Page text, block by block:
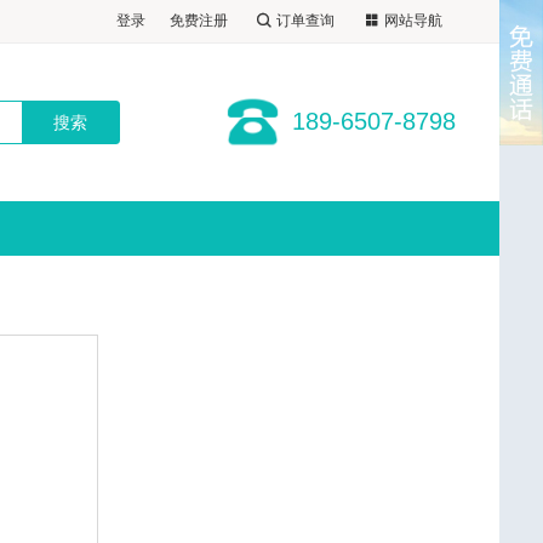
:189-6507-8798
登录 免费注册 订单查询 网站导航
189-6507-8798